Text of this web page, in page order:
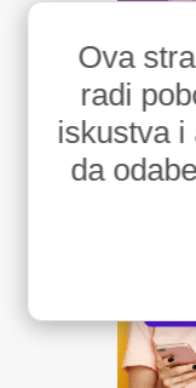
Ova
radi
iskustva i
da